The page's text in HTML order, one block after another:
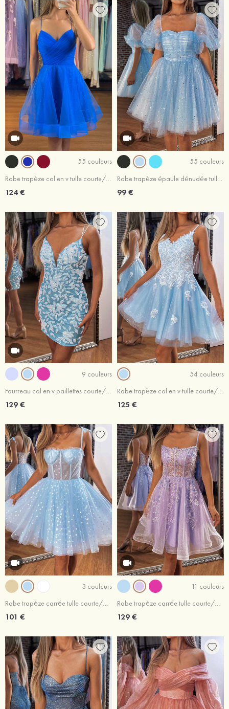
55 couleurs
Robe trapèze col en v tulle courte/mini robe de fête de la rentrée
124 €
55 couleurs
Robe trapèze épaule dénudée tulle courte/mini robe de fête de la rentrée
99 €
9 couleurs
Fourreau col en v paillettes courte/mini robe de fête de la rentrée
129 €
54 couleurs
Robe trapèze col en v tulle courte/mini robe de fête de la rentrée
125 €
3 couleurs
Robe trapèze carrée tulle courte/mini robe de fête de la rentrée
101 €
11 couleurs
Robe trapèze carrée tulle courte/mini robe de fête de la rentrée
129 €